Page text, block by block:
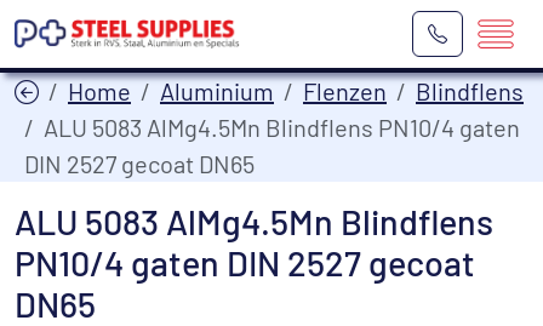
Home Aluminium Flenzen
Blindflens
ALU 5083 AlMg4.5Mn Blindflens PN10/4 gaten
DIN 2527 gecoat DN65
ALU 5083 AlMg4.5Mn Blindflens
PN10/4 gaten DIN 2527 gecoat
DN65